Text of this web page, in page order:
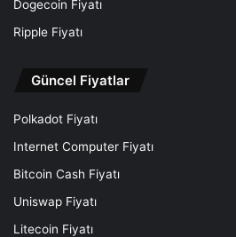
Dogecoin Fiyatı
Ripple Fiyatı
Güncel Fiyatlar
Polkadot Fiyatı
Internet Computer Fiyatı
Bitcoin Cash Fiyatı
Uniswap Fiyatı
Litecoin Fiyatı